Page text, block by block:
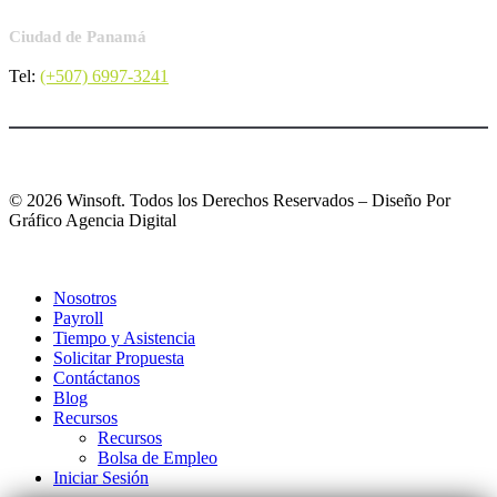
Ciudad de Panamá
Tel: (+507) 6997-3241
© 2026 Winsoft. Todos los Derechos Reservados – Diseño Por
Gráfico Agencia Digital
Nosotros
Payroll
Tiempo y Asistencia
Solicitar Propuesta
Contáctanos
Blog
Recursos
Recursos
Bolsa de Empleo
Iniciar Sesión